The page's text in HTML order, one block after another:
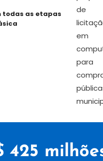
as etapas
425